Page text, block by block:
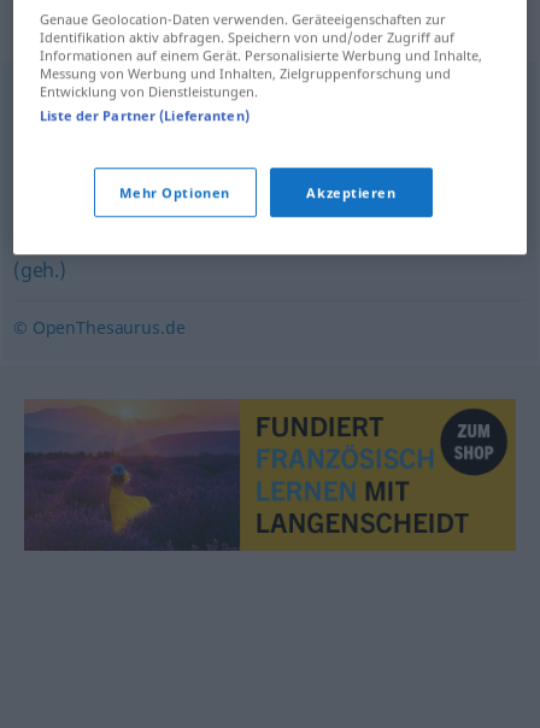
Synonyme für "entsagen"
abschwören,widerrufen
verzichten,passen (müssen),entbehren
(geh.)
© OpenThesaurus.de
Genaue Geolocation-Daten verwenden. Geräteeigenschaften zur
Identifikation aktiv abfragen. Speichern von und/oder Zugriff auf
Informationen auf einem Gerät. Personalisierte Werbung und Inhalte,
Messung von Werbung und Inhalten, Zielgruppenforschung und
Entwicklung von Dienstleistungen.
Liste der Partner (Lieferanten)
Mehr Optionen Akzeptieren